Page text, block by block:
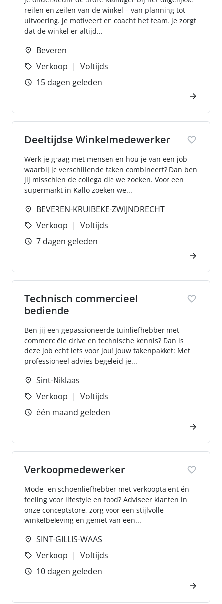
reilen en zeilen van de winkel – van planning tot
uitvoering. je motiveert en coacht het team. je zorgt
dat de winkel er altijd...
Beveren
Verkoop
Voltijds
15 dagen geleden
Deeltijdse Winkelmedewerker
Werk je graag met mensen en hou je van een job
waarbij je verschillende taken combineert? Dan ben
jij misschien de collega die we zoeken. Voor een
supermarkt in Kallo zoeken we...
BEVEREN-KRUIBEKE-ZWIJNDRECHT
Verkoop
Voltijds
7 dagen geleden
Technisch commercieel
bediende
Ben jij een gepassioneerde tuinliefhebber met
commerciële drive en technische kennis? Dan is
deze job echt iets voor jou! Jouw takenpakket: Met
professioneel advies begeleid je...
Sint-Niklaas
Verkoop
Voltijds
één maand geleden
Verkoopmedewerker
Mode- en schoenliefhebber met verkooptalent én
feeling voor lifestyle en food? Adviseer klanten in
onze conceptstore, zorg voor een stijlvolle
winkelbeleving én geniet van een...
SINT-GILLIS-WAAS
Verkoop
Voltijds
10 dagen geleden